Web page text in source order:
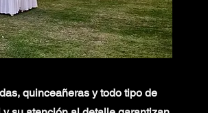
quinceañeras y todo tipo de